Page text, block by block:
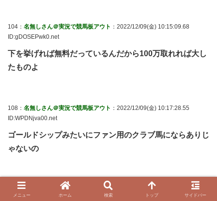
104： 名無しさん＠実況で競馬板アウト ：2022/12/09(金) 10:15:09.68
ID:gDOSEPwk0.net
下を挙げれば無料だっているんだから100万取れれば大し
たものよ
108： 名無しさん＠実況で競馬板アウト ：2022/12/09(金) 10:17:28.55
ID:WPDNjva00.net
ゴールドシップみたいにファン用のクラブ馬にならありじ
ゃないの
110：名無しさん＠実況で競馬板アウト：2022/12/09(金) 10:21:40.34
メニュー ホーム 検索 トップ サイドバー